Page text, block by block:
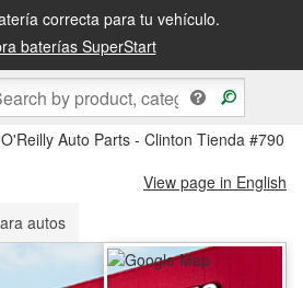
correcta para tu vehículo.
baterías SuperStart
día siguiente o recógela en la tienda
O'Reilly Auto Parts - Clinton Tienda #790
View page in English
autos